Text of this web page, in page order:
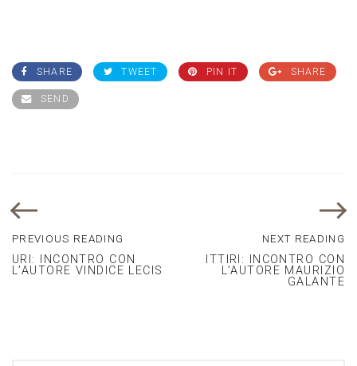
SHARE TWEET PIN IT SHARE
SEND
PREVIOUS READING
URI: INCONTRO CON
L’AUTORE VINDICE LECIS
NEXT READING
ITTIRI: INCONTRO CON
L’AUTORE MAURIZIO
GALANTE